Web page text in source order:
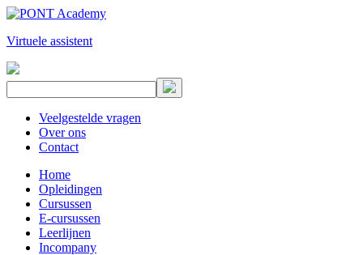
Virtuele assistent
Veelgestelde vragen
Over ons
Contact
Home
Opleidingen
Cursussen
E-cursussen
Leerlijnen
Incompany